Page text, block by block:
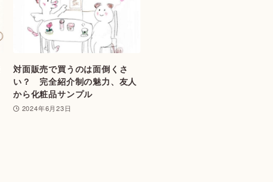
対面販売で買うのは面倒くさ
い？ 完全紹介制の魅力、友人
から化粧品サンプル
2024年6月23日